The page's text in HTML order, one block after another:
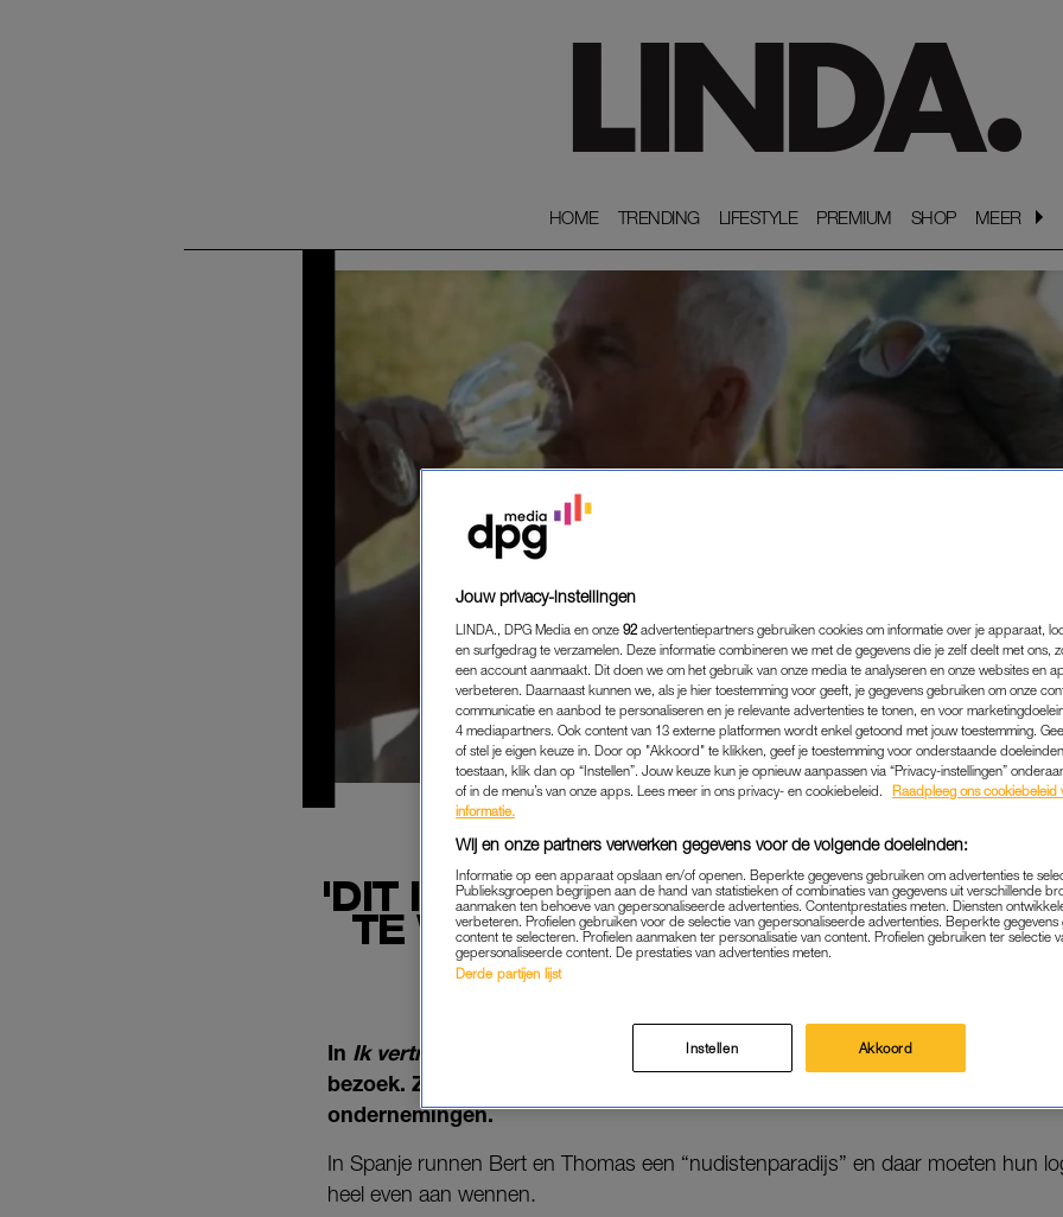
HOME
HOME TRENDING
TRENDING LIFESTYLE
LIFESTYLE PREMIUM
PREMIUM SHOP
SHOP MEER
MEER
'DIT IS LEVEN': BOB EN JOS HOEVEN
TE WENNEN AAN
VERTREK: EVEN WEG'
MEDIA|FRAGMENT GEMIST
In Ik vertrek: Even Weg
gaan Ik vertrekkers Bob en Jos en Bert en
bezoek. Ze logeren in elkaars bed & breakfast en leren van elkaars
ondernemingen.
In Spanje runnen Bert en Thomas een “nudistenparadijs” en daar moeten hun
heel even aan wennen.
Jouw privacy-instellingen
LINDA., DPG Media en onze 92 advertentiepartners gebruiken cookies om informatie over je apparaat,
en surfgedrag te verzamelen. Deze informatie combineren we met de gegevens die je zelf deelt met ons,
een account aanmaakt. Dit doen we om het gebruik van onze media te analyseren en onze websites en
verbeteren. Daarnaast kunnen we, als je hier toestemming voor geeft, je gegevens gebruiken om onze
communicatie en aanbod te personaliseren en je relevante advertenties te tonen, en voor
4 mediapartners. Ook content van 13 externe platformen wordt enkel getoond met jouw toestemming.
of stel je eigen keuze in. Door op "Akkoord" te klikken, geef je toestemming voor onderstaande
toestaan, klik dan op “Instellen”. Jouw keuze kun je opnieuw aanpassen via “Privacy-instellingen”
of in de menu’s van onze apps. Lees meer in ons privacy- en cookiebeleid.
Raadpleeg ons cookiebeleid
informatie.
Wij en onze partners verwerken gegevens voor de volgende doeleinden:
Informatie op een apparaat opslaan en/of openen. Beperkte gegevens gebruiken om advertenties te
Publieksgroepen begrijpen aan de hand van statistieken of combinaties van gegevens uit verschillende
aanmaken ten behoeve van gepersonaliseerde advertenties. Contentprestaties meten. Diensten
verbeteren. Profielen gebruiken voor de selectie van gepersonaliseerde advertenties. Beperkte
content te selecteren. Profielen aanmaken ter personalisatie van content. Profielen gebruiken ter selectie
gepersonaliseerde content. De prestaties van advertenties meten.
Derde partijen lijst
Instellen Akkoord